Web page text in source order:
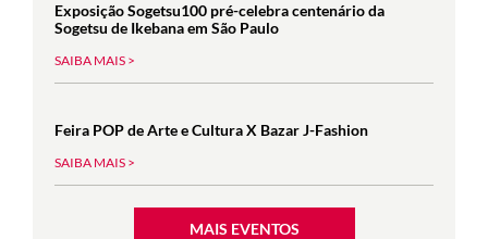
Exposição Sogetsu100 pré-celebra centenário da
Sogetsu de Ikebana em São Paulo
SAIBA MAIS >
Feira POP de Arte e Cultura X Bazar J-Fashion
SAIBA MAIS >
MAIS EVENTOS